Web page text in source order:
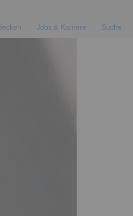
Jobs & Karriere Suche